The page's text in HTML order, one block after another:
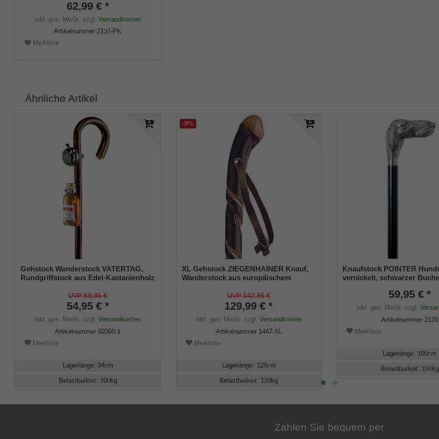
Damen, Herren62,99 € *
inkl. ges. MwSt. zzgl.Versandkosten
Artikelnummer2131-PK
Merkliste
Ähnliche Artikel
Gehstock Wanderstock VATERTAG,
Rundgriffstock aus Edel-Kastanienholz
Kräuterschnaps gefülltem Flachmann,
inkl. Metallspitze
UVP 69,95 €
54,95 € *
inkl. ges. MwSt. zzgl.Versandkosten
Artikelnummer 50360-1
Merkliste
Lagerlänge: 94cm
Belastbarkeit: 100kg
-9%
XL Gehstock ZIEGENHAINER Knauf,
Wanderstock aus europäischem
Schmuckfräsung, inklusiv Metall-
Rundkappe als Abschluss.
UVP 142,95 €
129,99 € *
inkl. ges. MwSt. zzgl. Versandkosten
Artikelnummer 1447-XL
Merkliste
Lagerlänge: 128cm
Belastbarkeit: 120kg
Knaufstock POINTER
vernickelt, schwarzer
59,95 € *
inkl. ges. MwSt. zzgl.
Artikelnummer 2120
Merkliste
Lagerlänge: 100cm
Belastbarkeit: 100kg
Zahlen Sie bequem per